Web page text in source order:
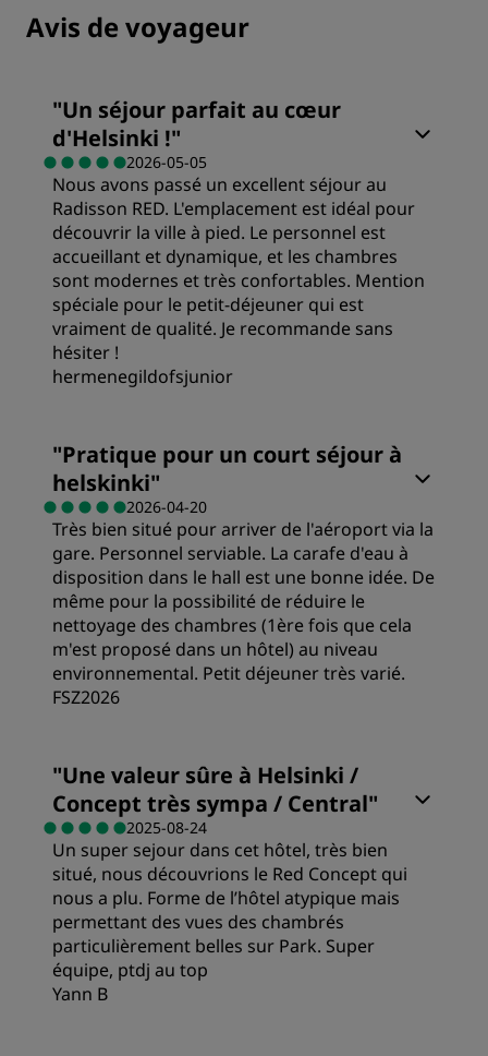
Avis de voyageur
"Un séjour parfait au cœur
d'Helsinki !"
2026-05-05
Nous avons passé un excellent séjour au
Radisson RED. L'emplacement est idéal pour
découvrir la ville à pied. Le personnel est
accueillant et dynamique, et les chambres
sont modernes et très confortables. Mention
spéciale pour le petit-déjeuner qui est
vraiment de qualité. Je recommande sans
hésiter !
hermenegildofsjunior
Qualité/prix
Literie
Emplacement
Propreté
Service
"Pratique pour un court séjour à
helskinki"
2026-04-20
Très bien situé pour arriver de l'aéroport via la
gare. Personnel serviable. La carafe d'eau à
disposition dans le hall est une bonne idée. De
même pour la possibilité de réduire le
nettoyage des chambres (1ère fois que cela
m'est proposé dans un hôtel) au niveau
environnemental. Petit déjeuner très varié.
FSZ2026
Literie
Emplacement
Propreté
"Une valeur sûre à Helsinki /
Concept très sympa / Central"
2025-08-24
Un super sejour dans cet hôtel, très bien
situé, nous découvrions le Red Concept qui
nous a plu. Forme de l’hôtel atypique mais
permettant des vues des chambrés
particulièrement belles sur Park. Super
équipe, ptdj au top
Yann B